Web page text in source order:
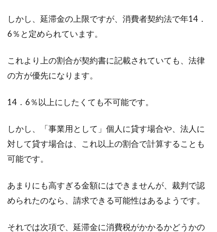
弁護士に依頼...
家賃5万円は高い？家賃の理想と高
く感じる金額とは
春になると、新たに社会人になった方や進学し
なると、...
の方法をご紹介
したこともあるかと思いますが、意外にトラブ
しかし、延滞金の上限ですが、消費者契約法で年14．
6％と定められています。
これより上の割合が契約書に記載されていても、法律
の方が優先になります。
14．6％以上にしたくても不可能です。
しかし、「事業用として」個人に貸す場合や、法人に
対して貸す場合は、これ以上の割合で計算することも
可能です。
あまりにも高すぎる金額にはできませんが、裁判で認
められたのなら、請求できる可能性はあるようです。
それでは次項で、延滞金に消費税がかかるかどうかの